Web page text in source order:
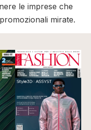
le imprese che
mirate.